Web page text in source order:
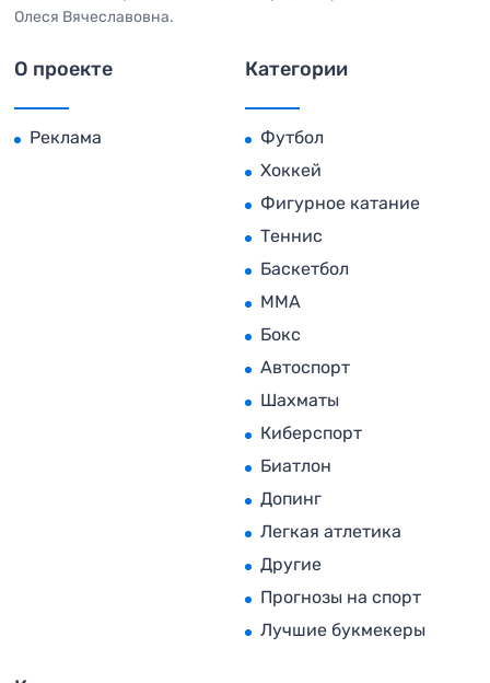
Олеся Вячеславовна.
О проекте
Реклама
Категории
Футбол
Хоккей
Фигурное катание
Теннис
Баскетбол
MMA
Бокс
Автоспорт
Шахматы
Киберспорт
Биатлон
Допинг
Легкая атлетика
Другие
Прогнозы на спорт
Лучшие букмекеры